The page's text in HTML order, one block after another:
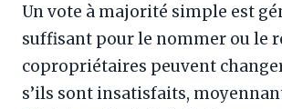
Un vote à majorité simple est
suffisant pour le nommer ou le
copropriétaires peuvent
s’ils sont insatisfaits,